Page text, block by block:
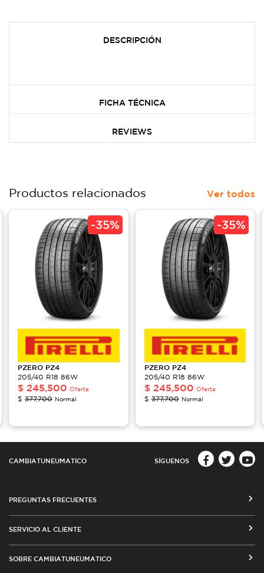
DESCRIPCIÓN
FICHA TÉCNICA
REVIEWS
Productos relacionados Ver todos
-35%
PZERO PZ4
205/40 R18 86W
$ 245,500 Oferta
$ 377,700 Normal
-35%
PZERO PZ4
205/40 R18 86W
$ 245,500 Oferta
$377,700 Normal
CAMBIATUNEUMATICO SÍGUENOS
PREGUNTAS FRECUENTES
MEDIOS DE PAGO
SERVICIO AL CLIENTE
SOBRE CAMBIATUNEUMATICO